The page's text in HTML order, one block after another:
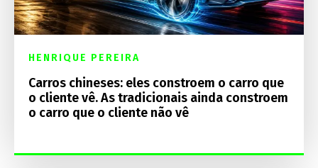
HENRIQUE PEREIRA
Carros chineses: eles constroem o carro que
o cliente vê. As tradicionais ainda constroem
o carro que o cliente não vê